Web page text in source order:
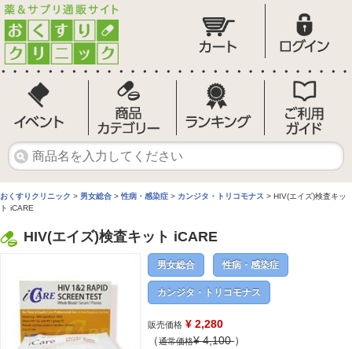
おくすりクリニック > 男女総合 > 性病・感染症 > カンジタ・トリコモナス > HIV(エイズ)検査キッ
ト iCARE
HIV(エイズ)検査キット iCARE
男女総合 性病・感染症
カンジタ・トリコモナス
販売価格 ¥ 2,280
（通常価格¥4,100）